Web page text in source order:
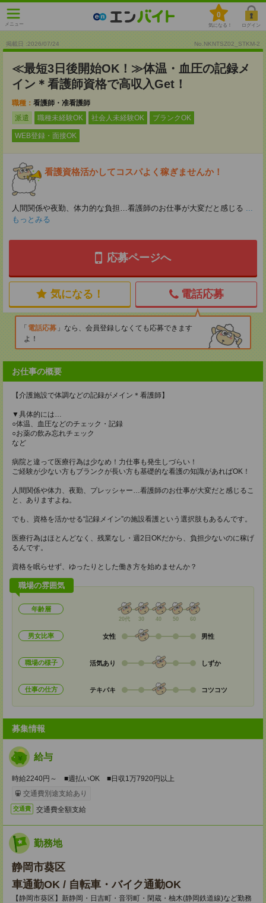
メニュー
0
気になる！ ログイン
掲載日 :2026/07/24 No.NKNTSZ02_STKM-2
≪最短3日後開始OK！≫体温・血圧の記録メ
イン＊看護師資格で高収入Get！
職種： 看護師・准看護師
派遣
職種未経験OK 社会人未経験OK ブランクOK
WEB登録・面接OK
看護資格活かしてコスパよく稼ぎませんか！
人間関係や夜勤、体力的な負担…看護師のお仕事が大変だと感じる ...
もっとみる
応募ページへ
気になる！ 電話応募
電話応募
なら、会員登録しなくても応募できます
よ！
お仕事の概要
【介護施設で体調などの記録がメイン＊看護師】
▼具体的には…
○体温、血圧などのチェック・記録
○お薬の飲み忘れチェック
など
病院と違って医療行為は少なめ！力仕事も発生しづらい！
ご経験が少ない方もブランクが長い方も基礎的な看護の知識があればOK！
人間関係や体力、夜勤、プレッシャー…看護師のお仕事が大変だと感じるこ
と、ありますよね。
でも、資格を活かせる“記録メイン”の施設看護という選択肢もあるんです。
医療行為はほとんどなく、残業なし・週2日OKだから、負担少ないのに稼げ
るんです。
資格を眠らせず、ゆったりとした働き方を始めませんか？
職場の雰囲気
年齢層
20代 30 40 50 60
男女比率 女性 男性
職場の様子 活気あり しずか
仕事の仕方 テキパキ コツコツ
募集情報
給与
時給2240円～ ■週払いOK ■日収1万7920円以上
交通費別途支給あり
交通費 交通費全額支給
勤務地
静岡市葵区
車通勤OK / 自転車・バイク通勤OK
【静岡市葵区】新静岡・日吉町・音羽町・閑蔵・柚木(静岡鉄道線)など勤務